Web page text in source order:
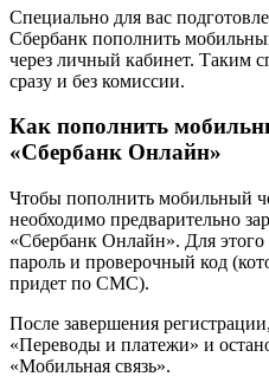
Специально для вас
Сбербанк пополнить
через личный кабинет. Таким
сразу и без комиссии.
Как пополнить
«Сбербанк Онлайн»
Чтобы пополнить мобильный
необходимо предварительно
«Сбербанк Онлайн». Для этого
пароль и проверочный код
придет по СМС).
После завершения
«Переводы и платежи» и
«Мобильная связь».